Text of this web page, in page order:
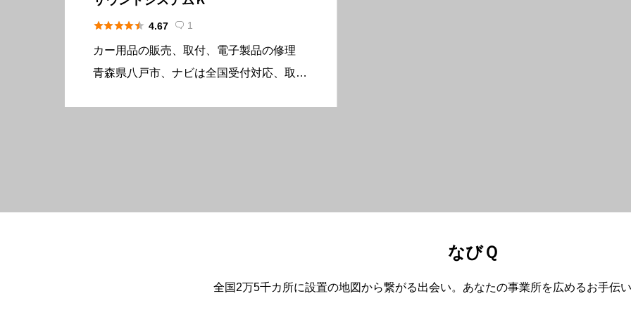
 4.67  1
カー用品の販売、取付、電子製品の修理
青森県八戸市、ナビは全国受付対応、取付
なびＱ
全国2万5千カ所に設置の地図から繋がる出会い。あなたの事業所を広めるお手伝